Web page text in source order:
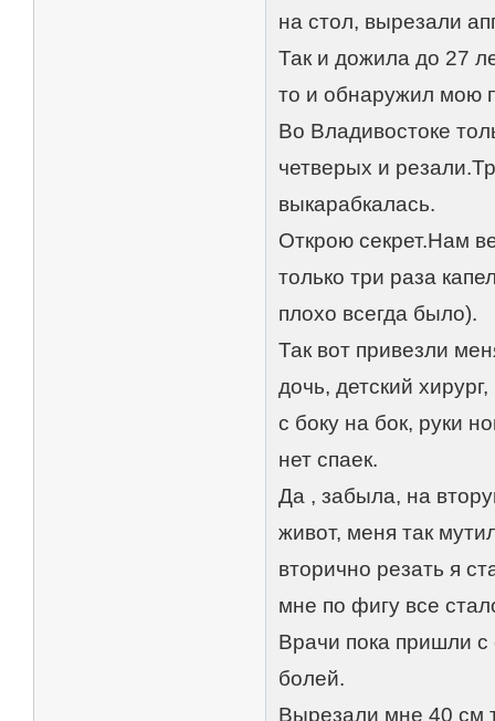
на стол, вырезали
Так и дожила до 27
то и обнаружил мою
Во Владивостоке
четверых и
выкарабкалась.
Открою секрет.Нам
только три раза
плохо всегда было).
Так вот привезли
дочь, детский
с боку на бок, руки
нет спаек.
Да , забыла, на
живот, меня так
вторично резать я
мне по фигу все
Врачи пока пришли с
болей.
Вырезали мне 40 см